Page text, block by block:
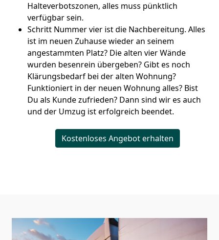
Halteverbotszonen, alles muss pünktlich
verfügbar sein.
Schritt Nummer vier ist die Nachbereitung. Alles
ist im neuen Zuhause wieder an seinem
angestammten Platz? Die alten vier Wände
wurden besenrein übergeben? Gibt es noch
Klärungsbedarf bei der alten Wohnung?
Funktioniert in der neuen Wohnung alles? Bist
Du als Kunde zufrieden? Dann sind wir es auch
und der Umzug ist erfolgreich beendet.
Kostenloses Angebot erhalten